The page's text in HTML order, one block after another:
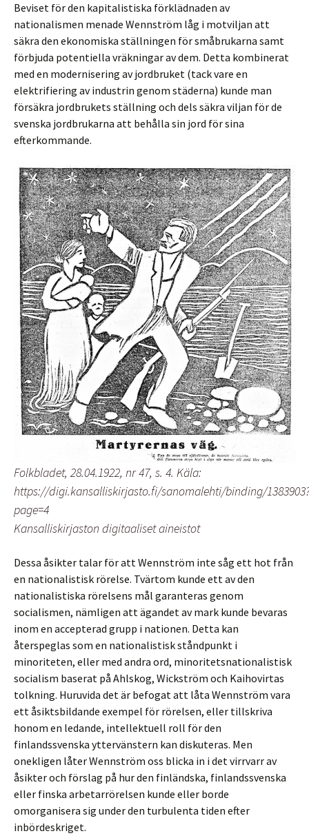
Beviset för den kapitalistiska förklädnaden av
nationalismen menade Wennström låg i motviljan att
säkra den ekonomiska ställningen för småbrukarna samt
förbjuda potentiella vräkningar av dem. Detta kombinerat
med en modernisering av jordbruket (tack vare en
elektrifiering av industrin genom städerna) kunde man
försäkra jordbrukets ställning och dels säkra viljan för de
svenska jordbrukarna att behålla sin jord för sina
efterkommande.
Folkbladet, 28.04.1922, nr 47, s. 4. Käla:
https://digi.kansalliskirjasto.fi/sanomalehti/binding/
page=4
Kansalliskirjaston digitaaliset aineistot
Dessa åsikter talar för att Wennström inte såg ett hot från
en nationalistisk rörelse. Tvärtom kunde ett av den
nationalistiska rörelsens mål garanteras genom
socialismen, nämligen att ägandet av mark kunde bevaras
inom en accepterad grupp i nationen. Detta kan
återspeglas som en nationalistisk ståndpunkt i
minoriteten, eller med andra ord, minoritetsnationalistisk
socialism baserat på Ahlskog, Wickström och Kaihovirtas
tolkning. Huruvida det är befogat att låta Wennström vara
ett åsiktsbildande exempel för rörelsen, eller tillskriva
honom en ledande, intellektuell roll för den
finlandssvenska yttervänstern kan diskuteras. Men
onekligen låter Wennström oss blicka in i det virrvarr av
åsikter och förslag på hur den finländska, finlandssvenska
eller finska arbetarrörelsen kunde eller borde
omorganisera sig under den turbulenta tiden efter
inbördeskriget.